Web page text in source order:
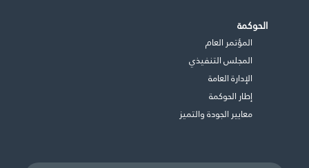
الحوكمة
المؤتمر العام
المجلس التنفيذي
اﻹدارة العامة
إطار الحوكمة
معايير الجودة والتميز